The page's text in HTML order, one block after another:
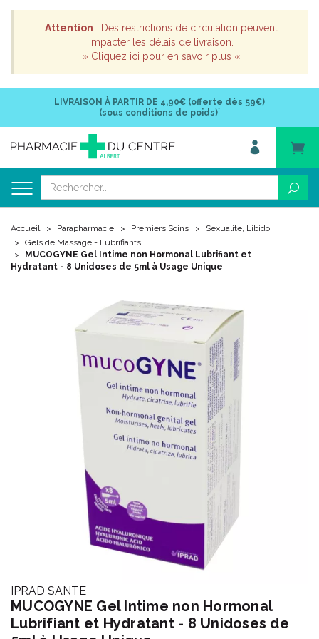
Attention : Des restrictions de circulation peuvent
impacter les délais de livraison.
» Cliquez ici pour en savoir plus «
LIVRAISON À PARTIR DE 4,90€ (offerte dès 59€)
(sous conditions de poids)*
Accueil Parapharmacie Premiers Soins
Sexualite, Libido
Gels de Massage - Lubrifiants
MUCOGYNE Gel Intime non Hormonal Lubrifiant et
Hydratant - 8 Unidoses de 5ml à Usage Unique
IPRAD SANTE
MUCOGYNE Gel Intime non Hormonal
Lubrifiant et Hydratant - 8 Unidoses de